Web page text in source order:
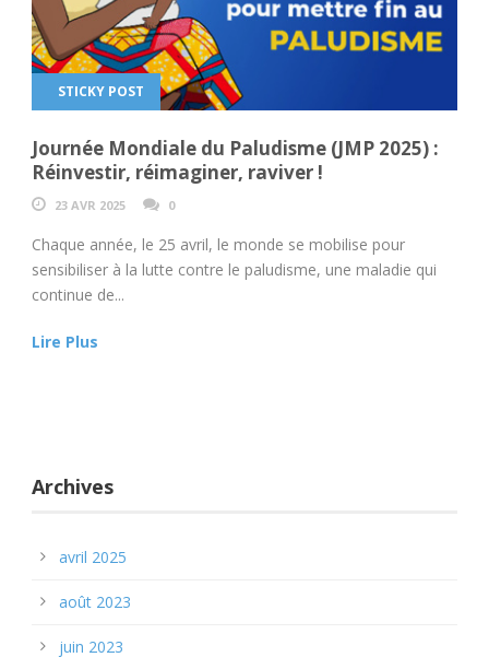
STICKY POST
Journée Mondiale du Paludisme (JMP 2025) :
Réinvestir, réimaginer, raviver !
23 AVR 2025 0
Chaque année, le 25 avril, le monde se mobilise pour
sensibiliser à la lutte contre le paludisme, une maladie qui
continue de...
Lire Plus
Archives
avril 2025
août 2023
juin 2023